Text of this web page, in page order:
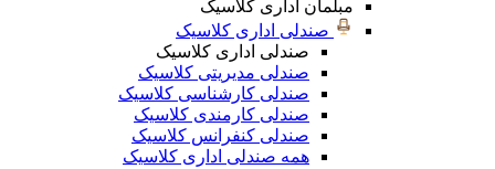
مبلمان اداری کلاسیک
صندلی اداری کلاسیک
صندلی اداری کلاسیک
صندلی مدیریتی کلاسیک
صندلی کارشناسی کلاسیک
صندلی کارمندی کلاسیک
صندلی کنفرانس کلاسیک
همه صندلی اداری کلاسیک